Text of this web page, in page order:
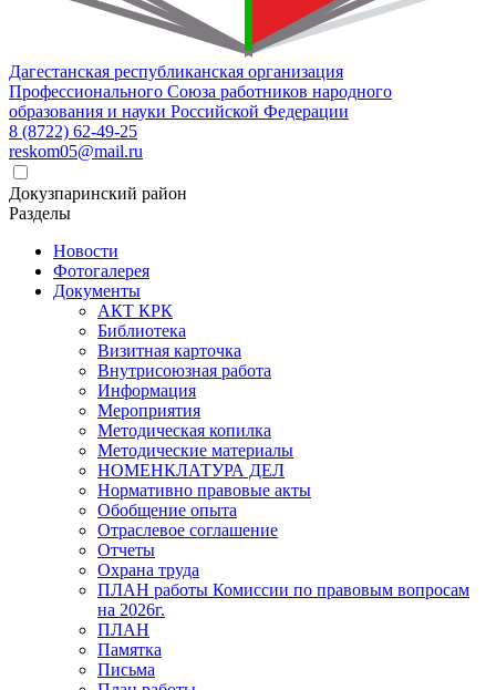
Дагестанская республиканская организация
Профессионального Союза работников народного
образования и науки Российской Федерации
8 (8722) 62-49-25
reskom05@mail.ru
Докузпаринский район
Разделы
Новости
Фотогалерея
Документы
АКТ КРК
Библиотека
Визитная карточка
Внутрисоюзная работа
Информация
Мероприятия
Методическая копилка
Методические материалы
НОМЕНКЛАТУРА ДЕЛ
Нормативно правовые акты
Обобщение опыта
Отраслевое соглашение
Отчеты
Охрана труда
ПЛАН работы Комиссии по правовым вопросам
на 2026г.
ПЛАН
Памятка
Письма